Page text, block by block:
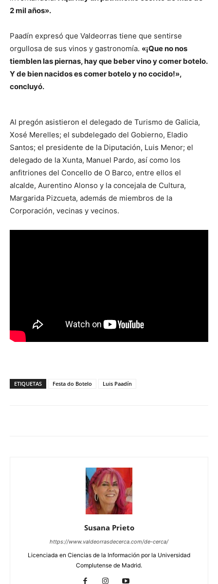
2 mil años».
Paadín expresó que Valdeorras tiene que sentirse
orgullosa de sus vinos y gastronomía. «¡Que no nos
tiemblen las piernas, hay que beber vino y comer botelo.
Y de bien nacidos es comer botelo y no cocido!»,
concluyó.
Al pregón asistieron el delegado de Turismo de Galicia,
Xosé Merelles; el subdelegado del Gobierno, Eladio
Santos; el presidente de la Diputación, Luis Menor; el
delegado de la Xunta, Manuel Pardo, así como los
anfitriones del Concello de O Barco, entre ellos el
alcalde, Aurentino Alonso y la concejala de Cultura,
Margarida Pizcueta, además de miembros de la
Corporación, vecinas y vecinos.
ETIQUETAS Festa do Botelo Luis Paadín
Susana Prieto
https://www.valdeorrasdecerca.com/de-cerca/
Licenciada en Ciencias de la Información por la Universidad
Complutense de Madrid.